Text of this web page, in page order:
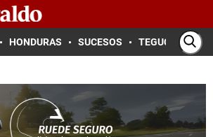
HONDURAS SUCESOS TEGUCIGALPA